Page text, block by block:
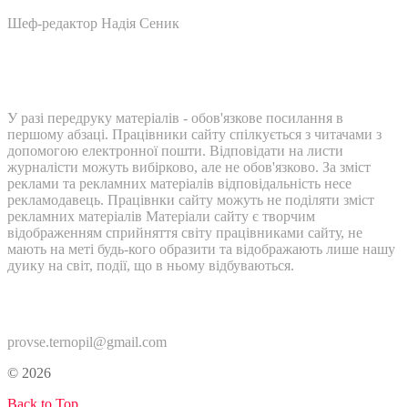
Шеф-редактор Надія Сеник
У разі передруку матеріалів - обов'язкове посилання в
першому абзаці. Працівники сайту спілкується з читачами з
допомогою електронної пошти. Відповідати на листи
журналісти можуть вибірково, але не обов'язково. За зміст
реклами та рекламних матеріалів відповідальність несе
рекламодавець. Працівнки сайту можуть не поділяти зміст
рекламних матеріалів Матеріали сайту є творчим
відображенням сприйняття світу працівниками сайту, не
мають на меті будь-кого образити та відображають лише нашу
дуику на світ, події, що в ньому відбуваються.
provse.ternopil@gmail.com
© 2026